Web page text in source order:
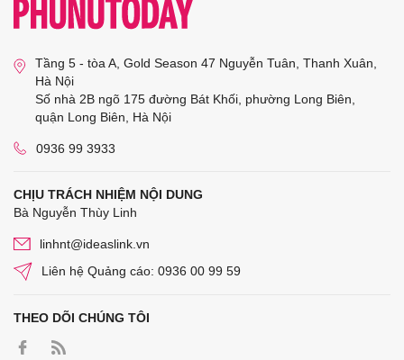
Tầng 5 - tòa A, Gold Season 47 Nguyễn Tuân, Thanh Xuân,
Hà Nội
Số nhà 2B ngõ 175 đường Bát Khối, phường Long Biên,
quận Long Biên, Hà Nội
0936 99 3933
CHỊU TRÁCH NHIỆM NỘI DUNG
Bà Nguyễn Thùy Linh
linhnt@ideaslink.vn
Liên hệ Quảng cáo: 0936 00 99 59
THEO DÕI CHÚNG TÔI